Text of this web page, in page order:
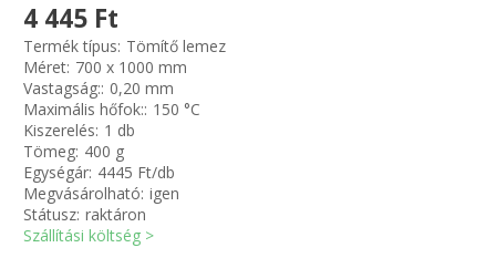
HOSCH IPARI RAGASZTÓ
O-GYŰRŰ
4 445 Ft
Termék típus: Tömítő lemez
Méret: 700 x 1000 mm
Vastagság:: 0,20 mm
Maximális hőfok:: 150 °C
Kiszerelés: 1 db
Tömeg: 400 g
Egységár: 4445 Ft/db
Megvásárolható: igen
Státusz: raktáron
Szállítási költség >